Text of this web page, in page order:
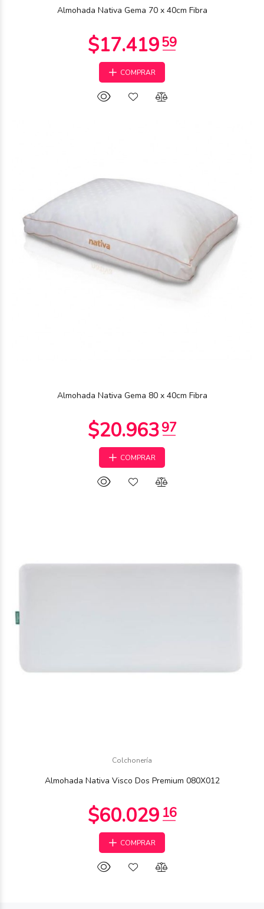
Almohada Nativa Gema 70 x 40cm Fibra
COMPRAR
Almohada Nativa Gema 80 x 40cm Fibra
COMPRAR
Colchonería
Almohada Nativa Visco Dos Premium 080X012
COMPRAR